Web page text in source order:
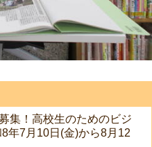
集！高校生のためのビジ
年7月10日(金)から8月12